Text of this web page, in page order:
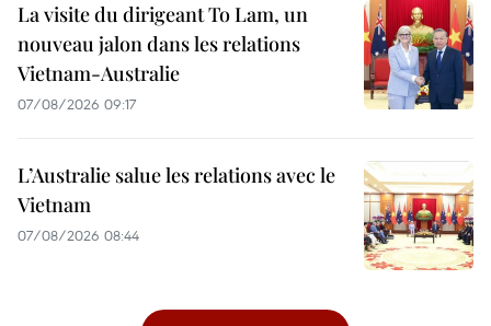
La visite du dirigeant To Lam, un
nouveau jalon dans les relations
Vietnam-Australie
07/08/2026 09:17
L’Australie salue les relations avec le
Vietnam
07/08/2026 08:44